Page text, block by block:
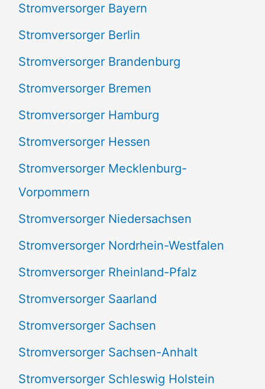
h
:
Stromversorger Bayern
Stromversorger Berlin
Stromversorger Brandenburg
Stromversorger Bremen
Stromversorger Hamburg
Stromversorger Hessen
Stromversorger Mecklenburg-
Vorpommern
Stromversorger Niedersachsen
Stromversorger Nordrhein-Westfalen
Stromversorger Rheinland-Pfalz
Stromversorger Saarland
Stromversorger Sachsen
Stromversorger Sachsen-Anhalt
Stromversorger Schleswig Holstein